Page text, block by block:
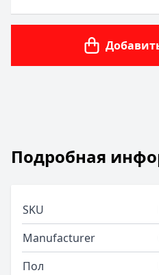
Подробная
SKU
Manufacturer
Пол